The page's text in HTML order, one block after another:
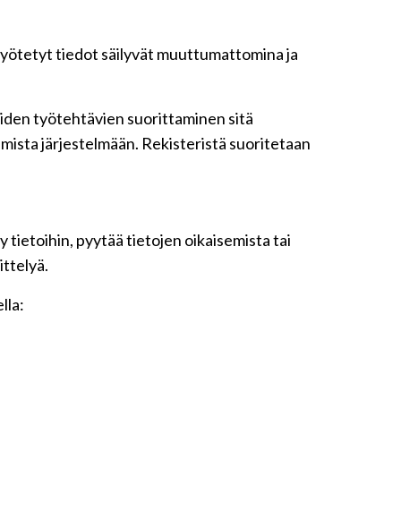
tiedot säilyvät muuttumattomina ja
työtehtävien suorittaminen sitä
järjestelmään. Rekisteristä suoritetaan
tietoihin, pyytää tietojen oikaisemista tai